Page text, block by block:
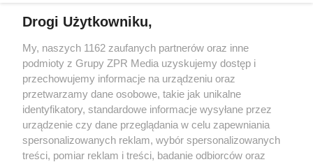
Drogi Użytkowniku,
My, naszych 1162 zaufanych partnerów oraz inne
podmioty z Grupy ZPR Media uzyskujemy dostęp i
przechowujemy informacje na urządzeniu oraz
przetwarzamy dane osobowe, takie jak unikalne
identyfikatory, standardowe informacje wysyłane przez
urządzenie czy dane przeglądania w celu zapewniania
spersonalizowanych reklam, wybór spersonalizowanych
treści, pomiar reklam i treści, badanie odbiorców oraz